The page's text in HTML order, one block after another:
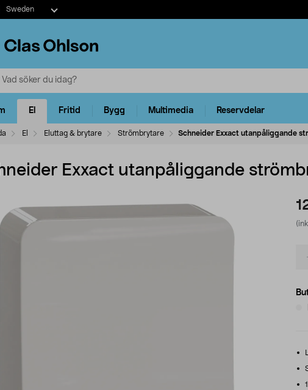
Sweden
El Fritid Bygg Multimedia Reservdelar
El Eluttag & brytare Strömbrytare Schneider Exxact utanpåliggande
Exxact utanpåliggande